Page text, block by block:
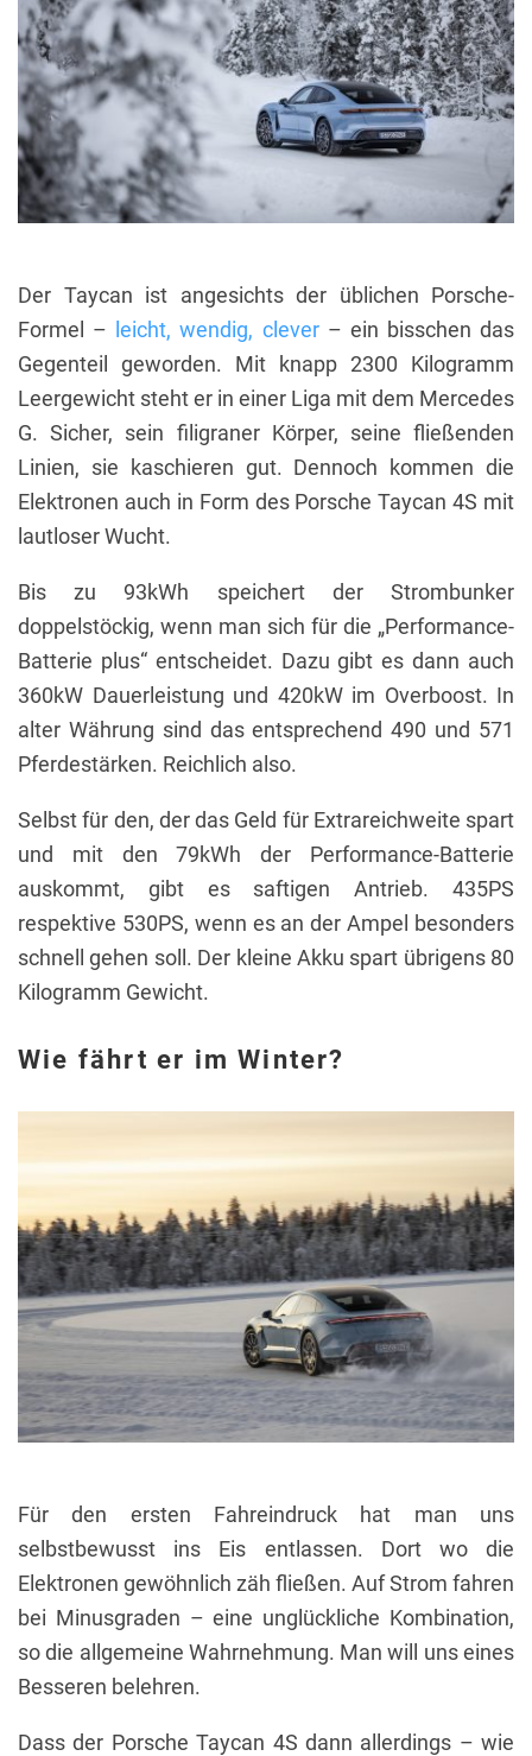
Der Taycan ist angesichts der üblichen Porsche-
Formel – leicht, wendig, clever– ein bisschen das
Gegenteil geworden. Mit knapp 2300 Kilogramm
Leergewicht steht er in einer Liga mit dem Mercedes
G. Sicher, sein filigraner Körper, seine fließenden
Linien, sie kaschieren gut. Dennoch kommen die
Elektronen auch in Form des Porsche Taycan 4S mit
lautloser Wucht.
Bis zu 93kWh speichert der Strombunker
doppelstöckig, wenn man sich für die „Performance-
Batterie plus“ entscheidet. Dazu gibt es dann auch
360kW Dauerleistung und 420kW im Overboost. In
alter Währung sind das entsprechend 490 und 571
Pferdestärken. Reichlich also.
Selbst für den, der das Geld für Extrareichweite spart
und mit den 79kWh der Performance-Batterie
auskommt, gibt es saftigen Antrieb. 435PS
respektive 530PS, wenn es an der Ampel besonders
schnell gehen soll. Der kleine Akku spart übrigens 80
Kilogramm Gewicht.
Wie fährt er im Winter?
Für den ersten Fahreindruck hat man uns
selbstbewusst ins Eis entlassen. Dort wo die
Elektronen gewöhnlich zäh fließen. Auf Strom fahren
bei Minusgraden – eine unglückliche Kombination,
so die allgemeine Wahrnehmung. Man will uns eines
Besseren belehren.
Dass der Porsche Taycan 4S dann allerdings – wie